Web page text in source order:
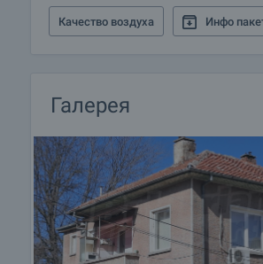
Качество воздуха Инфо
Галерея